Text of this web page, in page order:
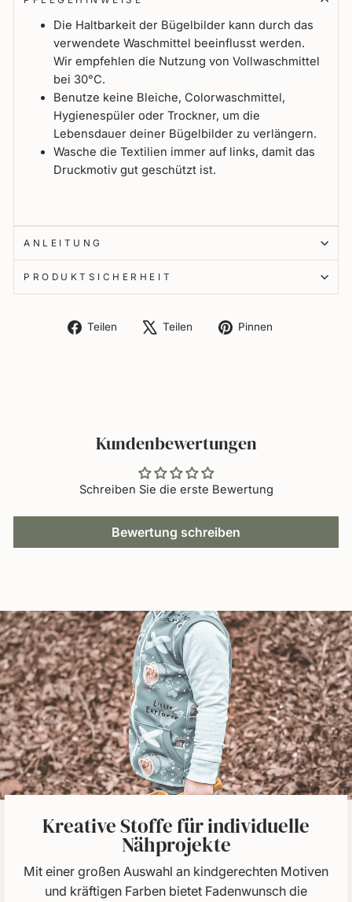
Die Haltbarkeit der Bügelbilder kann durch das
verwendete Waschmittel beeinflusst werden.
Wir empfehlen die Nutzung von Vollwaschmittel
bei 30°C.
Benutze keine Bleiche, Colorwaschmittel,
Hygienespüler oder Trockner, um die
Lebensdauer deiner Bügelbilder zu verlängern.
Wasche die Textilien immer auf links, damit das
Druckmotiv gut geschützt ist.
ANLEITUNG
PRODUKTSICHERHEIT
Teilen
Auf
Teilen
Auf
Pinnen
Kundenbewertungen
Schreiben Sie die erste Bewertung
Bewertung schreiben
Kreative Stoffe für individuelle
Nähprojekte
Mit einer großen Auswahl an kindgerechten Motiven
und kräftigen Farben bietet Fadenwunsch die